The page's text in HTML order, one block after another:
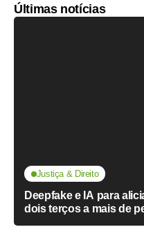
Últimas notícias
Justiça & Direito
Deepfake e IA para
dois terços a mais de